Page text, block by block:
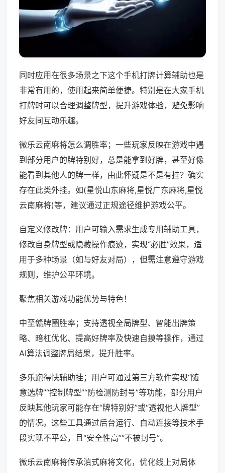
同时应用在很多场景之下这个手机打牌计算辅助也是
非常有用的，使用起来简单便捷。特别是在大家手机
打牌时可以合理调整牌型，提升游戏体验，避免影响
好友间互动乐趣。
微乐云南麻将怎么调胜率；一些玩家反映在游戏中遇
到部分用户的牌特别好，总是能拿到好牌，甚至好像
能看到其他人的牌一样，由此怀疑是不是有挂？确实
存在此类外挂。如(星悦山东麻将,星悦广东麻将,星悦
云南麻将)等，建议通过正规途径维护游戏公平。
自定义修改牌：用户可输入需求生成专用辅助工具，
修改自身牌型或隐藏操作痕迹，实现“必胜”效果，适
用于多种场景（如与好友对局），但需注意遵守游戏
规则，维护公平环境。
聚焦相关游戏功能优势与特色！
中至赣牌圈胜率；支持透视全局牌型、智能出牌策
略、暗杠优化、提高好牌率及快速自摸等操作，通过
AI算法调整牌局结果，提升胜率。
多乐跑得快辅助挂；用户可通过第三方软件实现“随
意选牌”“控制牌型”“防检测防封号”等功能，部分用户
反映其他玩家可能存在“牌特别好”或“透视他人牌型”
的情况。这些工具通过后台运行、自动连接等技术手
段实现不平公，且“安全性高”“不被封号”。
微乐云南麻将传承滇式麻将文化，优化线上对局体